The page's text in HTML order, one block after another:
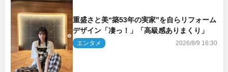
重盛さと美“築53年の実家”を自らリフォーム
デザイン「凄っ！」「高級感ありまくり」
エンタメ 2026/8/9 16:30